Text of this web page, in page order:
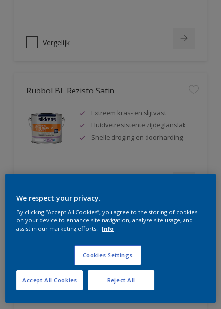
Vergelijk
Rubbol BL Rezisto Satin
Extreem kras- en slijtvast
Huidvetresistente zijdeglanslak
Snelle droging en doorharding
Rubbol BL Rezisto Mat
Extreem kras- en slijtvast
Huidvetresistente matte lak
Snelle droging en doorharding
We respect your privacy.
By clicking “Accept All Cookies”, you agree to the storing of cookies
on your device to enhance site navigation, analyze site usage, and
assist in our marketing efforts.
Info
Cookies Settings
Reject All
Accept All Cookies